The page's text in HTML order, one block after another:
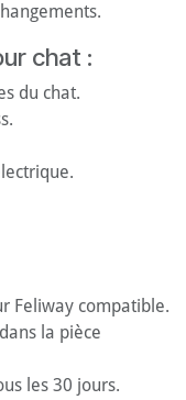
chat :
du chat.
Feliway compatible.
la pièce
les 30 jours.